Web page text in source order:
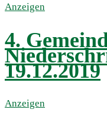
Anzeigen
4.
19.12.2019
Anzeigen